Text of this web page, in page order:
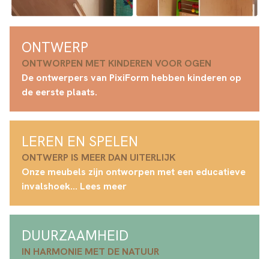
ONTWERP
ONTWORPEN MET KINDEREN VOOR OGEN
De ontwerpers van PixiForm hebben kinderen op
de eerste plaats.
LEREN EN SPELEN
ONTWERP IS MEER DAN UITERLIJK
Onze meubels zijn ontworpen met een educatieve
invalshoek... Lees meer
DUURZAAMHEID
IN HARMONIE MET DE NATUUR